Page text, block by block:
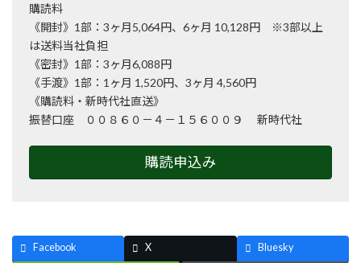
購読料
《開封》1部：3ヶ月5,064円、6ヶ月 10,128円 ※3部以上
は送料当社負担
《密封》1部：3ヶ月6,088円
《手渡》1部：1ヶ月 1,520円、3ヶ月 4,560円
《購読料・新時代社直送》
振替口座 ００８６０－４－１５６００９ 新時代社
購読申込み
Facebook X Bluesky